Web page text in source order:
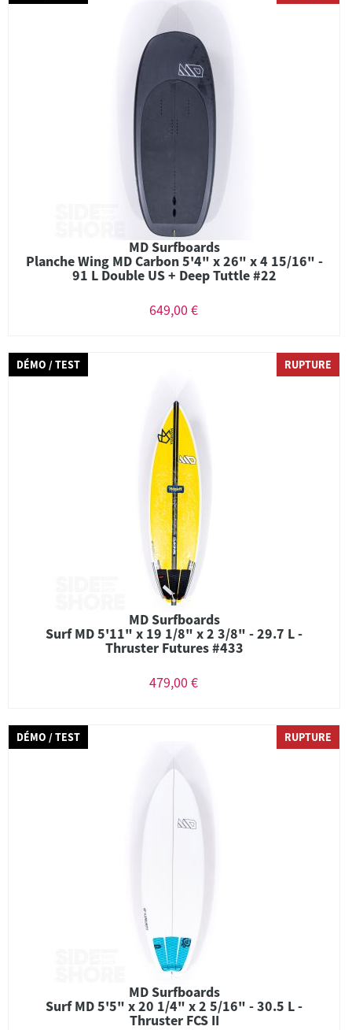
MD Surfboards
Planche Wing MD Carbon 5'4" x 26" x 4 15/16" -
91 L Double US + Deep Tuttle #22
649,00 €
DÉMO / TEST RUPTURE
MD Surfboards
Surf MD 5'11" x 19 1/8" x 2 3/8" - 29.7 L -
Thruster Futures #433
479,00 €
DÉMO / TEST RUPTURE
MD Surfboards
Surf MD 5'5" x 20 1/4" x 2 5/16" - 30.5 L -
Thruster FCS II